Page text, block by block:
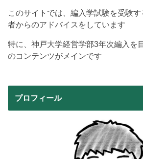
このサイトでは、編入学試験を受験
者からのアドバイスをしています
特に、神戸大学経営学部3年次編入を
のコンテンツがメインです
プロフィール